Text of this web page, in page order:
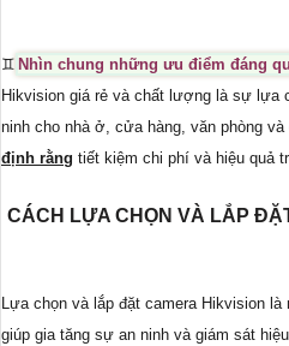
♊ Nhìn chung những ưu điểm đáng
Hikvision giá rẻ và chất lượng là sự lựa
ninh cho nhà ở, cửa hàng, văn phòng
định rằng tiết kiệm chi phí và hiệu quả
CÁCH LỰA CHỌN VÀ LẮP
Lựa chọn và lắp đặt camera Hikvision
giúp gia tăng sự an ninh và giám sát